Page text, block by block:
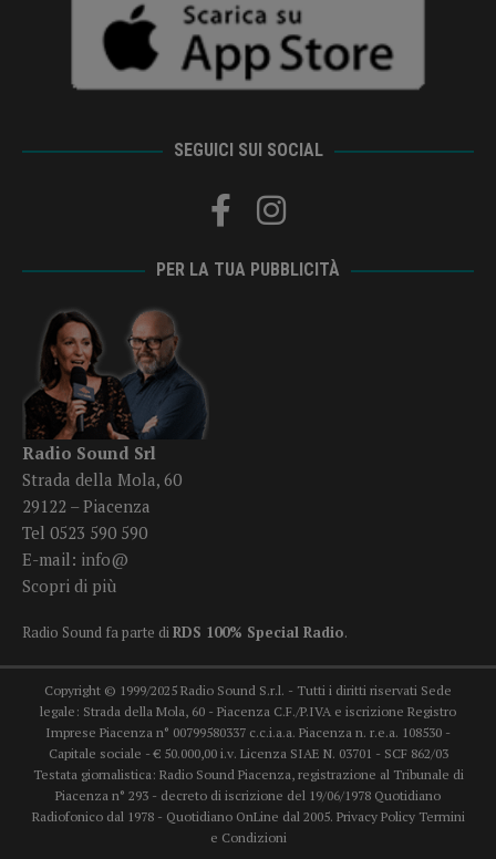
SEGUICI SUI SOCIAL
PER LA TUA PUBBLICITÀ
Radio Sound Srl
Strada della Mola, 60
29122 – Piacenza
Tel 0523 590 590
E-mail: info@
Scopri di più
Radio Sound fa parte diRDS 100% Special Radio.
Copyright © 1999/2025 Radio Sound S.r.l. - Tutti i diritti riservati Sede
legale: Strada della Mola, 60 - Piacenza C.F./P.IVA e iscrizione Registro
Imprese Piacenza n° 00799580337 c.c.i.a.a. Piacenza n. r.e.a. 108530 -
Capitale sociale - € 50.000,00 i.v. Licenza SIAE N. 03701 - SCF 862/03
Testata giornalistica: Radio Sound Piacenza, registrazione al Tribunale di
Piacenza n° 293 - decreto di iscrizione del 19/06/1978 Quotidiano
Radiofonico dal 1978 - Quotidiano OnLine dal 2005. Privacy Policy Termini
e Condizioni